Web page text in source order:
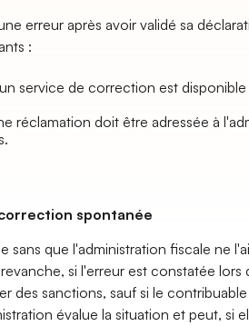
erreur après avoir validé sa
:
service de correction est disponible
réclamation doit être adressée à
spontanée
sans que l'administration fiscale ne
si l'erreur est constatée
des sanctions, sauf si le
évalue la situation et peut, si